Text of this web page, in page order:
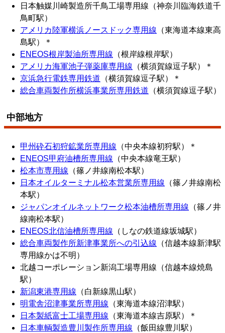
日本触媒川崎製造所千鳥工場専用線（神奈川臨海鉄道千
鳥町駅）
アメリカ陸軍横浜ノースドック専用線 （東海道本線東高
島駅）＊
ENEOS根岸製油所専用線 （根岸線根岸駅）
アメリカ海軍池子弾薬庫専用線 （横須賀線逗子駅）＊
京浜急行電鉄専用鉄道 （横須賀線逗子駅）＊
総合車両製作所横浜事業所専用鉄道 （横須賀線逗子駅）
中部地方
甲州砕石初狩鉱業所専用線 （中央本線初狩駅）＊
ENEOS甲府油槽所専用線 （中央本線竜王駅）
松本市専用線 （篠ノ井線南松本駅）
日本オイルターミナル松本営業所専用線 （篠ノ井線南松
本駅）
ジャパンオイルネットワーク松本油槽所専用線 （篠ノ井
線南松本駅）
ENEOS北信油槽所専用線 （しなの鉄道線坂城駅）
総合車両製作所新津事業所への引込線 （信越本線新津駅
専用線かは不明）
北越コーポレーション新潟工場専用線（信越本線焼島
駅）
新潟東港専用線 （白新線黒山駅）
明電舎沼津事業所専用線 （東海道本線沼津駅）
日本製紙富士工場専用線 （東海道本線吉原駅）＊
日本車輌製造豊川製作所専用線 （飯田線豊川駅）